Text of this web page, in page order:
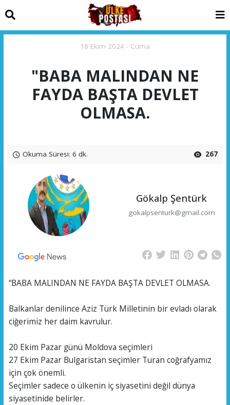
18 Ekim 2024 - Cuma
"BABA MALINDAN NE
FAYDA BAŞTA DEVLET
OLMASA.
Okuma Süresi: 6 dk. 267
Gökalp Şentürk
gokalpsenturk@gmail.com
“BABA MALINDAN NE FAYDA BAŞTA DEVLET OLMASA.
Balkanlar denilince Aziz Türk Milletinin bir evladı olarak
ciğerimiz her daim kavrulur.
20 Ekim Pazar günü Moldova seçimleri
27 Ekim Pazar Bulgaristan seçimler Turan coğrafyamız
için çok önemli.
Seçimler sadece o ülkenin iç siyasetini değil dünya
siyasetinide belirler.